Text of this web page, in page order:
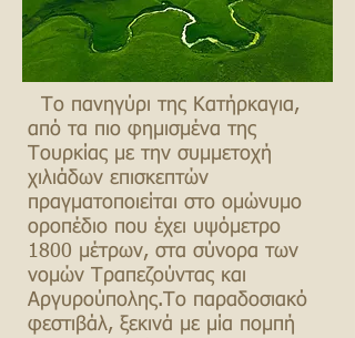
Το πανηγύρι της Κατήρκαγια,
από τα πιο φημισμένα της
Τουρκίας με την συμμετοχή
χιλιάδων επισκεπτών
πραγματοποιείται στο ομώνυμο
οροπέδιο που έχει υψόμετρο
1800 μέτρων, στα σύνορα των
νομών Τραπεζούντας και
Αργυρούπολης.Το παραδοσιακό
φεστιβάλ, ξεκινά με μία πομπή